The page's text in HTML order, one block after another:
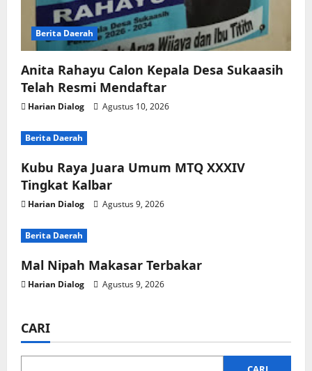
Berita Daerah
Anita Rahayu Calon Kepala Desa Sukaasih
Telah Resmi Mendaftar
Harian Dialog Agustus 10, 2026
Berita Daerah
Kubu Raya Juara Umum MTQ XXXIV
Tingkat Kalbar
Harian Dialog Agustus 9, 2026
Berita Daerah
Mal Nipah Makasar Terbakar
Harian Dialog Agustus 9, 2026
CARI